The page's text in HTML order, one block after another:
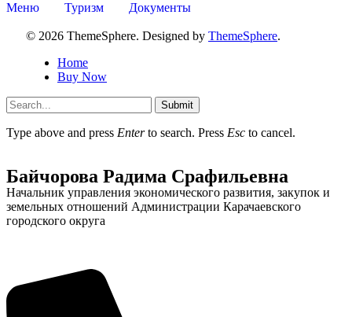
Меню Туризм Документы
© 2026 ThemeSphere. Designed by ThemeSphere.
Home
Buy Now
Submit
Type above and press Enterto search. Press Esc to cancel.
видеоролики
камера
Байчорова Радима Срафильевна
Начальник управления экономического развития, закупок и
земельных отношений Администрации Карачаевского
городского округа